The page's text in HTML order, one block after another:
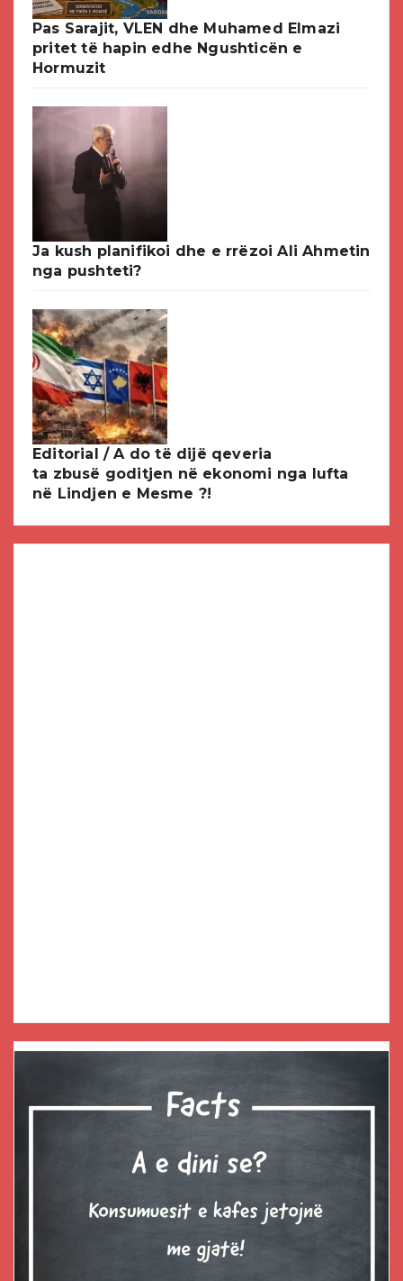
Pas Sarajit, VLEN dhe Muhamed Elmazi
pritet të hapin edhe Ngushticën e
Hormuzit
Ja kush planifikoi dhe e rrëzoi Ali Ahmetin
nga pushteti?
Editorial / A do të dijë qeveria
ta zbusë goditjen në ekonomi nga lufta
në Lindjen e Mesme ?!